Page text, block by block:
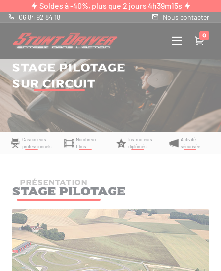
Soldes à -40%, plus que 2 jours 4h39m14s
06 84 92 84 18 Nous contacter
0
Stage pilotage
sur circuit
Cascadeurs
professionnels
Nombreux
films
Instructeurs
diplômés
Activité
sécurisée
PRÉSENTATION
Stage pilotage
Panneau de gestion des cookies